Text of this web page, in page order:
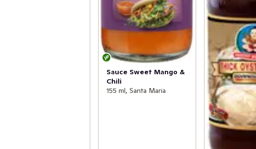
Sauce Sweet Mango &
Chili
155 ml, Santa Maria